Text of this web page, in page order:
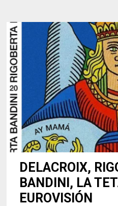
DELACROIX,
BANDINI, LA
EUROVISIÓN